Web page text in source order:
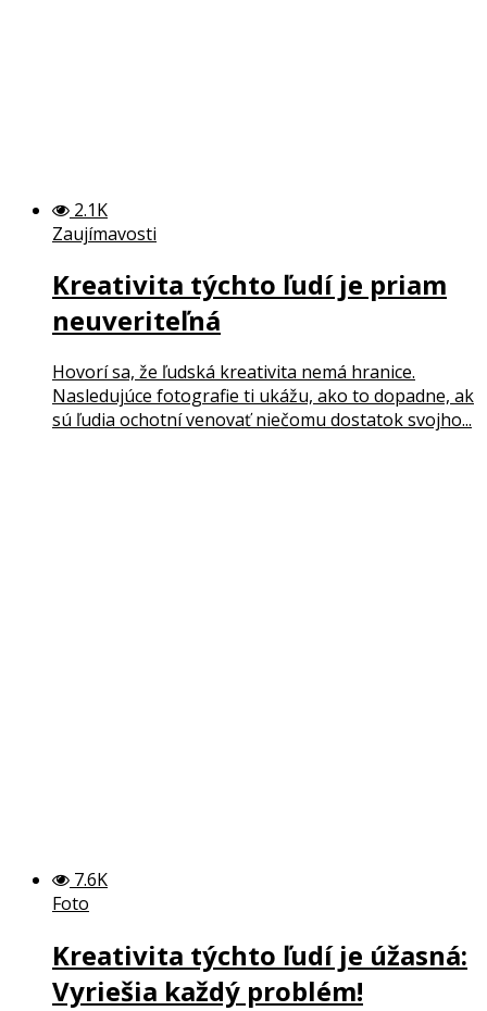
2.1K
Zaujímavosti
Kreativita týchto ľudí je priam
neuveriteľná
Hovorí sa, že ľudská kreativita nemá hranice.
Nasledujúce fotografie ti ukážu, ako to dopadne, ak
sú ľudia ochotní venovať niečomu dostatok svojho...
7.6K
Foto
Kreativita týchto ľudí je úžasná:
Vyriešia každý problém!